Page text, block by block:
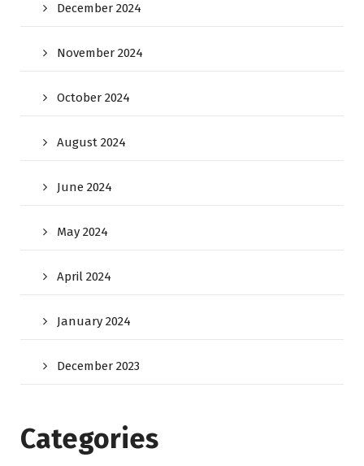
December 2024
November 2024
October 2024
August 2024
June 2024
May 2024
April 2024
January 2024
December 2023
Categories